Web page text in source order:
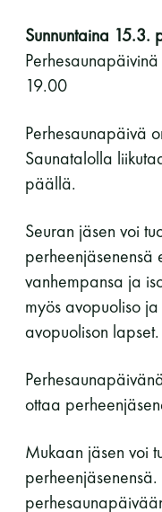
Vieras jäsenen
Jäsenen lapsi 7-18 v.
Lapsi alle 7 v.
11 saunomiskerran
3kk kortti - M / N
Vuosikortti - M / N
Sunnuntaina 15.3.
19.00
Perhesaunapäivä
Saunatalolla
päällä.
Seuran jäsen voi
perheenjäsenensä
vanhempansa ja
myös avopuoliso
avopuolison lapset.
ottaa
Mukaan jäsen voi
perheenjäsenensä.